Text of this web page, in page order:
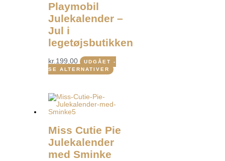
Playmobil
Julekalender –
Jul i
legetøjsbutikken
kr.199,00
UDGÅET -
SE ALTERNATIVER
Miss Cutie Pie
Julekalender
med Sminke